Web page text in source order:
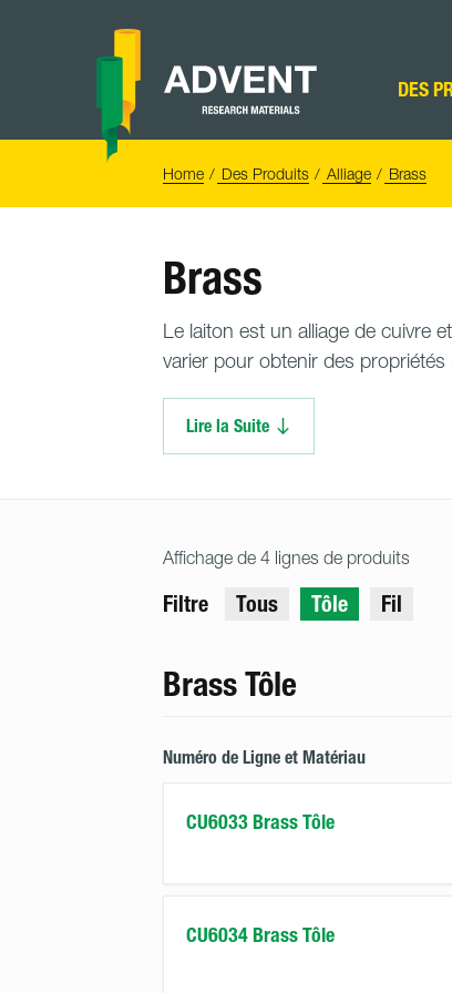
DES
Home Des Produits Alliage Brass
Brass
Le laiton est un alliage de cuivre
varier pour obtenir des
Lire la Suite
Affichage de 4 lignes de produits
Filtre Tous Tôle Fil
Brass Tôle
Numéro de Ligne et Matériau
CU6033 Brass Tôle
CU6034 Brass Tôle